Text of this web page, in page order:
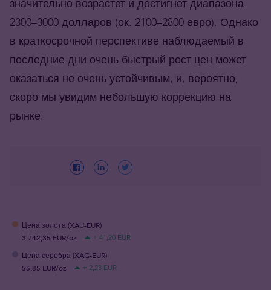
значительно возрастет и достигнет диапазона
2300–3000 долларов (ок. 2100–2800 евро). Однако
в краткосрочной перспективе наблюдаемый в
последние дни очень быстрый рост цен может
оказаться не очень устойчивым, и, вероятно,
скоро мы увидим небольшую коррекцию на
рынке.
Цена золота (XAU-EUR)
3 742,35 EUR/oz
+ 41,20 EUR
Цена серебра (XAG-EUR)
55,85 EUR/oz
+ 2,23 EUR